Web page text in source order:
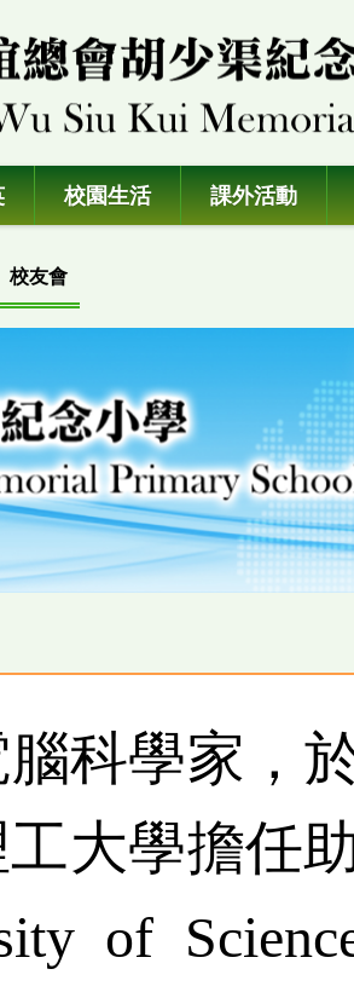
校園生活 課外活動
校友會
科學家，
大學擔任
of